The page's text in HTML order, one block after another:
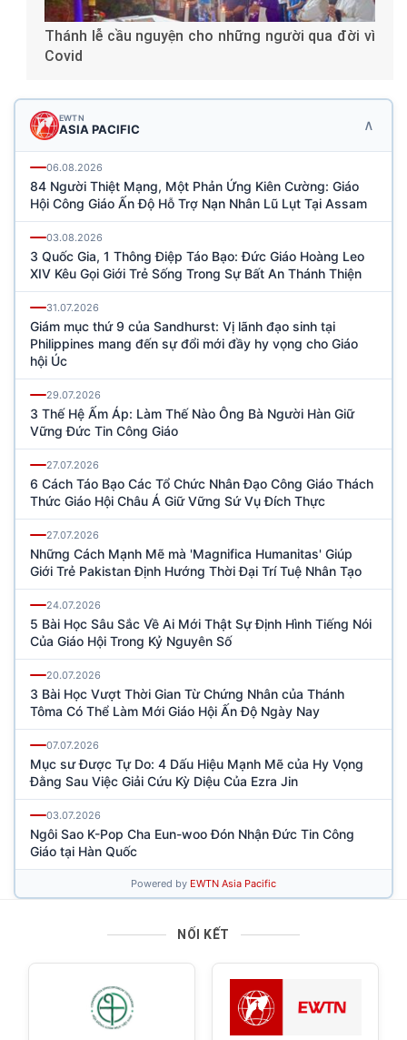
Thánh lễ cầu nguyện cho những người qua đời vì
Covid
NỐI KẾT